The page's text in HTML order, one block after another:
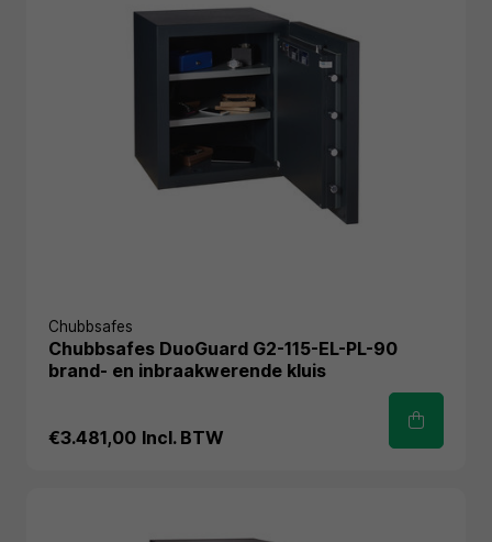
Chubbsafes
Chubbsafes DuoGuard G2-115-EL-PL-90
brand- en inbraakwerende kluis
€3.481,00 Incl. BTW